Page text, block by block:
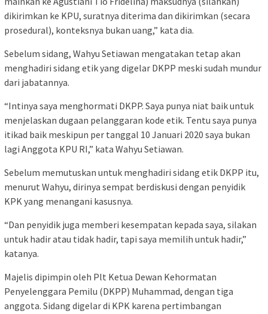
dikirimkan ke KPU, suratnya diterima dan dikirimkan (secara
prosedural), konteksnya bukan uang,” kata dia.
Sebelum sidang, Wahyu Setiawan mengatakan tetap akan
menghadiri sidang etik yang digelar DKPP meski sudah mundur
dari jabatannya.
“Intinya saya menghormati DKPP. Saya punya niat baik untuk
menjelaskan dugaan pelanggaran kode etik. Tentu saya punya
itikad baik meskipun per tanggal 10 Januari 2020 saya bukan
lagi Anggota KPU RI,” kata Wahyu Setiawan.
Sebelum memutuskan untuk menghadiri sidang etik DKPP itu,
menurut Wahyu, dirinya sempat berdiskusi dengan penyidik
KPK yang menangani kasusnya.
“Dan penyidik juga memberi kesempatan kepada saya, silakan
untuk hadir atau tidak hadir, tapi saya memilih untuk hadir,”
katanya.
Majelis dipimpin oleh Plt Ketua Dewan Kehormatan
Penyelenggara Pemilu (DKPP) Muhammad, dengan tiga
anggota. Sidang digelar di KPK karena pertimbangan